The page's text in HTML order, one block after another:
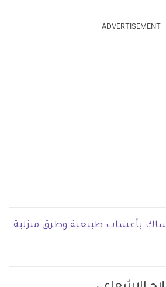
ADVERTISEMENT
بأعشاب طبيعية وطرق منزلية